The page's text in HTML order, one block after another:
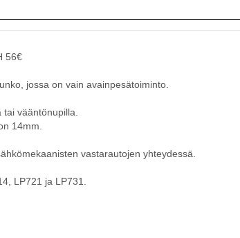
56€
jossa on vain avainpesätoiminto.
vääntönupilla.
14mm.
vastarautojen yhteydessä.
LP721 ja LP731.